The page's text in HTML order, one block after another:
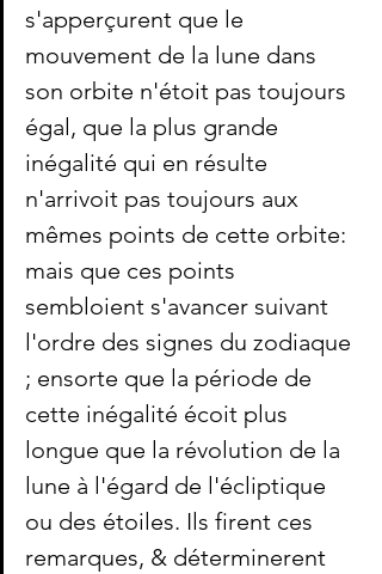
s'apperçurent que le
mouvement de la lune dans
son orbite n'étoit pas toujours
égal, que la plus grande
inégalité qui en résulte
n'arrivoit pas toujours aux
mêmes points de cette orbite:
mais que ces points
sembloient s'avancer suivant
l'ordre des signes du zodiaque
; ensorte que la période de
cette inégalité écoit plus
longue que la révolution de la
lune à l'égard de l'écliptique
ou des étoiles. Ils firent ces
remarques, & déterminerent